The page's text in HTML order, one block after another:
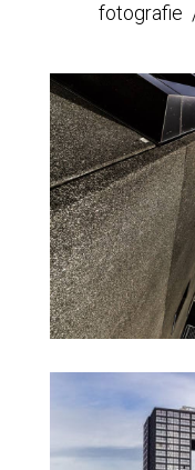
fotografie